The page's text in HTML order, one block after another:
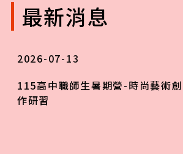
最新消息
2026-07-13
115高中職師生暑期營-時尚藝術創
作研習